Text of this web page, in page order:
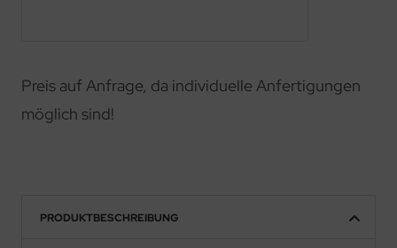
Preis auf Anfrage, da individuelle Anfertigungen
möglich sind!
PRODUKTBESCHREIBUNG